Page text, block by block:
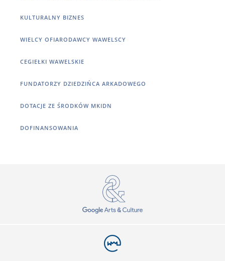
KULTURALNY BIZNES
WIELCY OFIARODAWCY WAWELSCY
CEGIEŁKI WAWELSKIE
FUNDATORZY DZIEDZIŃCA ARKADOWEGO
DOTACJE ZE ŚRODKÓW MKIDN
DOFINANSOWANIA